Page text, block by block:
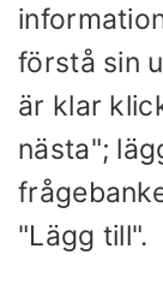
förstå sin
är klar
nästa";
"Lägg till".